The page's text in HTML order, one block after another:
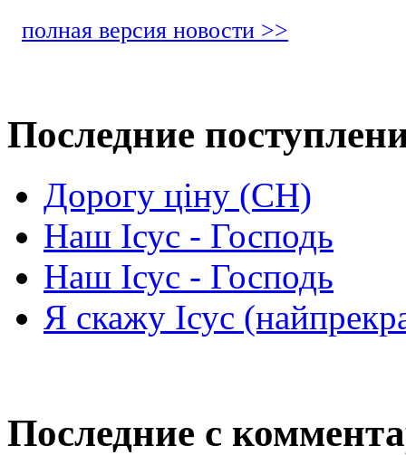
полная версия новости >>
Последние
Дорогу ціну (СН)
Наш Ісус - Господь
Наш Ісус - Господь
Я скажу Ісус
Последние с